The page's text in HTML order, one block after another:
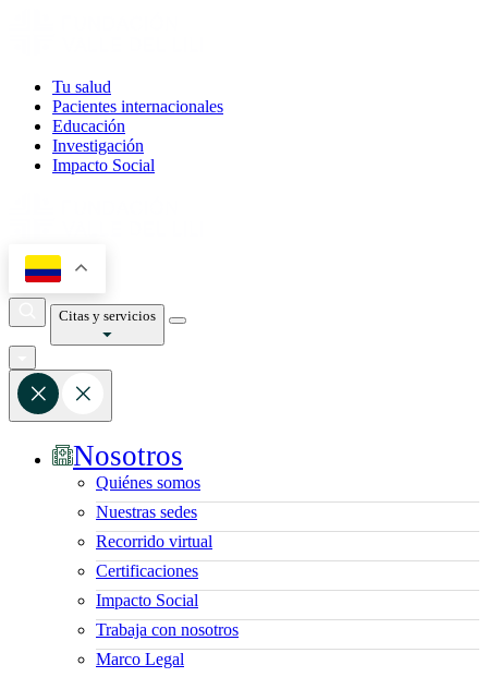
Tu salud
Pacientes internacionales
Educación
Investigación
Impacto Social
Citas y servicios
Nosotros
Quiénes somos
Nuestras sedes
Recorrido virtual
Certificaciones
Impacto Social
Trabaja con nosotros
Marco Legal